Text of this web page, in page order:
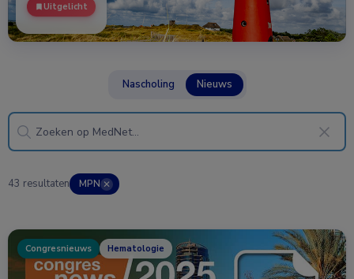
Uitgelicht
Nascholing Nieuws
43 resultaten MPN ✕
Congresnieuws Hematologie